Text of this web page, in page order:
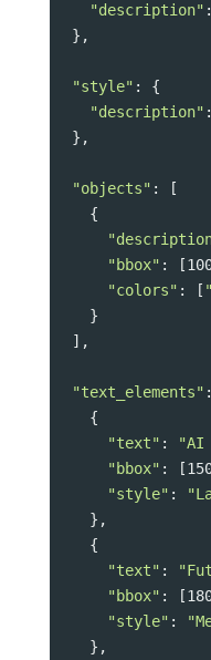
"description"
  },
"style" : {
"description"
  },
"objects" : [
    {
"bbox" :
"colors" : [
    }
  ],
"text_elements"
    {
"text" : "AI
"bbox" :
"style" :
    },
    {
"text" :
"bbox" :
"style" :
    },